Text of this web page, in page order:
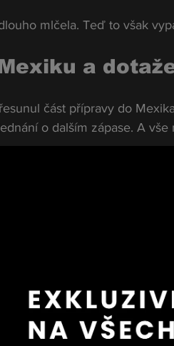
mlčela. Teď to však
a
část přípravy do
o dalším zápase. A
častěji hovoří o tom, že
kartě turnaje UFC 327.